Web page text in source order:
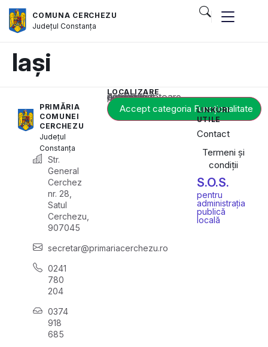
COMUNA CERCHEZU
JudețulConstanța
Iași
PRIMĂRIA
COMUNEI
CERCHEZU
Județul
Constanța
Str.
General
Cerchez
nr. 28,
Satul
Cerchezu,
907045
secretar@primariacerchezu.ro
0241
780
204
0374
918
685
LOCALIZARE
Acest conținut este blocat până când acceptați categoria corespunzătoare de cookie-uri.
Accept categoria Funcționalitate
LINKURI
UTILE
Contact
Termeni și
condiții
S.O.S.
pentru
administrația
publică
locală